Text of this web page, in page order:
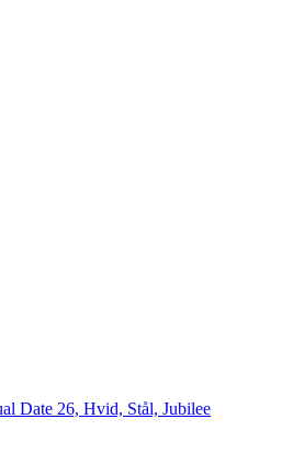
Date 26, Hvid, Stål, Jubilee